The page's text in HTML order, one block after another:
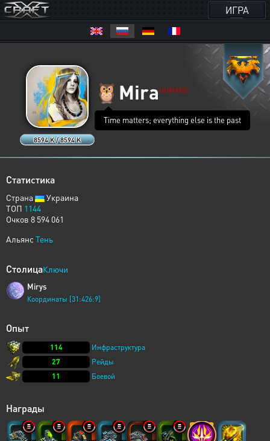
ИГРА
8594 K / 8594 K
🦉 Mira HUMANS
Time matters; everything else is the past
Статистика
Страна
Украина
ТОП 1144
Очков 8 594 061
Альянс Тень
СтолицаКлючи
Mirys
Координаты [31:426:9]
Опыт
114
Инфраструктура
27
Рейды
11
Боевой
Награды